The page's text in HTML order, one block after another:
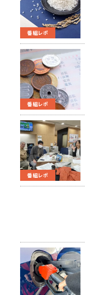
番組レポ
番組レポ
番組レポ